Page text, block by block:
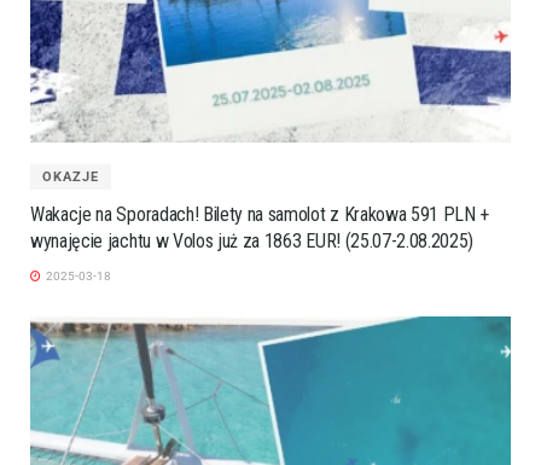
OKAZJE
Wakacje na Sporadach! Bilety na samolot z Krakowa 591 PLN +
wynajęcie jachtu w Volos już za 1863 EUR! (25.07-2.08.2025)
2025-03-18